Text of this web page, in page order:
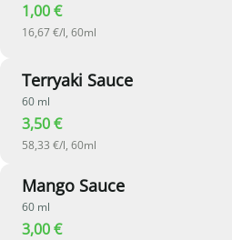
1,00 €
16,67 €/l, 60ml
Terryaki Sauce
60 ml
3,50 €
58,33 €/l, 60ml
Mango Sauce
60 ml
3,00 €